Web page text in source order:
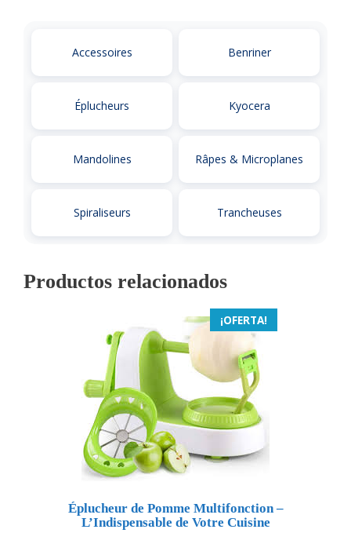
Accessoires Benriner
Éplucheurs Kyocera
Mandolines Râpes & Microplanes
Spiraliseurs Trancheuses
Productos relacionados
¡OFERTA!
Éplucheur de Pomme Multifonction –
L’Indispensable de Votre Cuisine